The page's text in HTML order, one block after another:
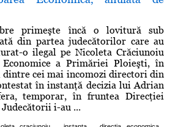
primeşte încă o lovitură sub
din partea judecătorilor care au
o ilegal pe Nicoleta Crăciunoiu
a Primăriei Ploieşti, în
dintre cei mai incomozi directori din
în instanţă decizia lui Adrian
temporar, în fruntea Direcţiei
i-au ...